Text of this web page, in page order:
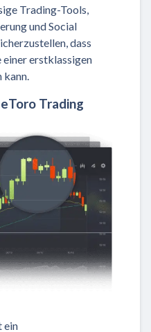
Trading-Tools,
und Social
dass
erstklassigen
Trading
ein